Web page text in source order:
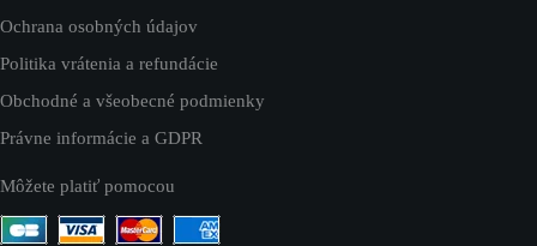
Ochrana osobných údajov
Politika vrátenia a refundácie
Obchodné a všeobecné podmienky
Právne informácie a GDPR
Môžete platiť pomocou